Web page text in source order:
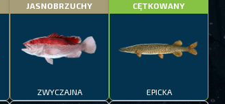
JASNOBRZUCHY
ZWYCZAJNA
CĘTKOWANY
EPICKA